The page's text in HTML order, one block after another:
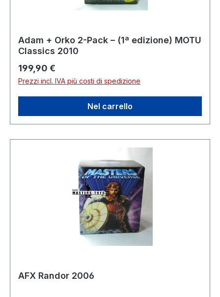
Adam + Orko 2-Pack – (1ª edizione) MOTU
Classics 2010
Prezzo normale:
199,90 €
Prezzi incl. IVA più costi di spedizione
Nel carrello
AFX Randor 2006